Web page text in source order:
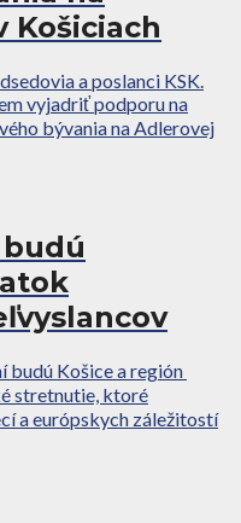
Košiciach
a poslanci KSK.
vyjadriť podporu na
bývania na Adlerovej
budú Košice a región
stretnutie, ktoré
a európskych záležitostí